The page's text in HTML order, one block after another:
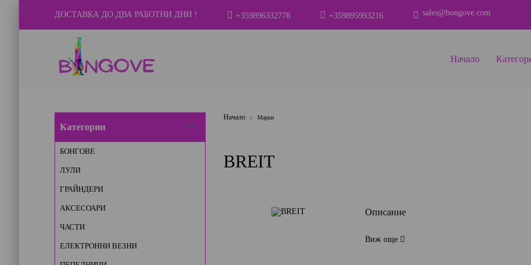
ДОСТАВКА ДО ДВА РАБОТНИ ДНИ ! +359896332778 +359895993216 sales@bongove.com
Начало
Категории
БОНГОВЕ
ЛУЛИ
ГРАЙНДЕРИ
АКСЕСОАРИ
ЧАСТИ
ЕЛЕКТРОННИ ВЕЗНИ
Начало Марки
BREIT
Описание
Виж още